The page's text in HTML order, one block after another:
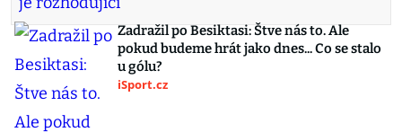
Zadražil po Besiktasi: Štve nás to. Ale
pokud budeme hrát jako dnes... Co se stalo
u gólu?
iSport.cz